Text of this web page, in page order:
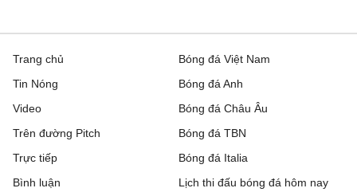
Trang chủ
Tin Nóng
Video
Trên đường Pitch
Trực tiếp
Bóng đá Việt Nam
Bóng đá Anh
Bóng đá Châu Âu
Bóng đá TBN
Bóng đá Italia
Bình luận
Lịch thi đấu bóng đá hôm nay